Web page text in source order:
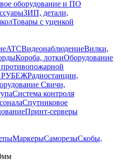
оборудование и ПО
ЗИП, детали,
Товары с уценкой
ATCВидеонаблюдениеВилки,
Короба, лоткиОборудование
РУБЕЖРадиостанции,
Свичи,
Система контроля
Спутниковое
Принт-серверы
МаркерыСаморезыСкобы,